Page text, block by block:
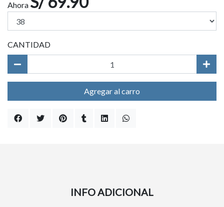
Ahora
CANTIDAD
Agregar al carro
INFO ADICIONAL